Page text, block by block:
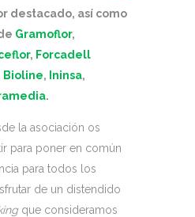
destacado, así como
Gramoflor,
, Forcadell
Bioline, Ininsa,
.
la asociación os
para poner en común
para todos los
de un distendido
que consideramos